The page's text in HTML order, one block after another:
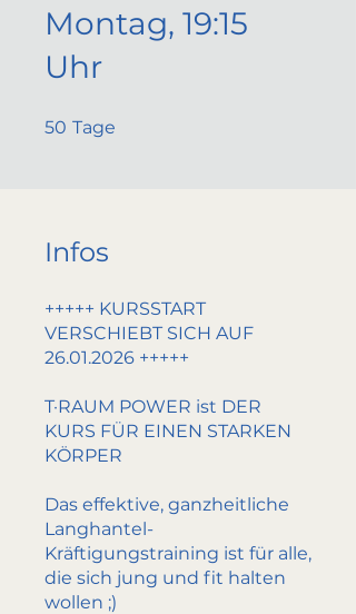
Montag, 19:15
Uhr
50 Tage
Infos
+++++ KURSSTART
VERSCHIEBT SICH AUF
26.01.2026 +++++
T·RAUM POWER ist DER
KURS FÜR EINEN STARKEN
KÖRPER
Das effektive, ganzheitliche
Langhantel-
Kräftigungstraining ist für alle,
die sich jung und fit halten
wollen ;)